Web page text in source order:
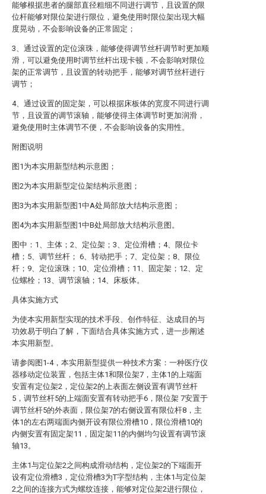
能够根据患者的腿部直径粗细不同进行调节，且设置的限
位杆能够对限位架进行限位，避免使用时限位架出现大幅
度晃动，不会影响设备的正常固定；
3、通过设置的定位滚珠，能够使得调节丝杆调节时更加顺
滑，可以避免使用时调节丝杆出现卡顿，不会影响对限位
架的正常调节，且设置的转动把手，能够对调节丝杆进行
调节；
4、通过设置的固定架，可以根据床板体的宽度不同进行调
节，且设置的调节滚轴，能够使得主体调节时更加润滑，
避免使用时主体调节不便，不会影响设备的实用性。
附图说明
图1为本实用新型结构示意图；
图2为本实用新型定位架结构示意图；
图3为本实用新型图1中A处局部放大结构示意图；
图4为本实用新型图1中B处局部放大结构示意图。
图中：1、主体；2、定位架；3、定位滑槽；4、限位卡
槽；5、调节丝杆； 6、转动把手；7、定位架；8、限位
杆；9、定位滚珠；10、定位滑槽；11、固定架；12、定
位螺栓；13、调节滚轴；14、床板体。
具体实施方式
为使本实用新型实现的技术手段、创作特征、达成目的与
功效易于明白了解，下面结合具体实施方式，进一步阐述
本实用新型。
请参阅图1-4，本实用新型提供一种技术方案：一种医疗仪
器移动定位装置，包括主体1和限位架7，主体1的上端面
安置有定位架2，定位架2的上表面左侧设置有调节丝杆
5，调节丝杆5的上端面安置有转动把手6，限位架 7安置于
调节丝杆5的外表面，限位架7的右侧设置有限位杆8，主
体1的左右两端面内侧开设有限位滑槽10，限位滑槽10的
内侧安置有固定架11，固定架11的内侧均匀设置有调节滚
轴13。
主体1与定位架2之间构成滑动结构，定位架2的下端面开
设有定位滑槽3，定位滑槽3为T字型结构，主体1与定位架
2之间的连接方式为螺纹连接，能够对定位架2进行限位，